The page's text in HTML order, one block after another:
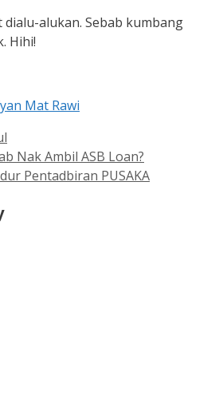
dialu-alukan. Sebab kumbang
Hihi!
Mat Rawi
Nak Ambil ASB Loan?
Pentadbiran PUSAKA